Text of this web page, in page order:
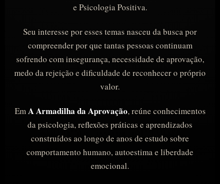
e Psicologia Positiva.
Seu interesse por esses temas nasceu da busca por
compreender por que tantas pessoas continuam
sofrendo com insegurança, necessidade de aprovação,
medo da rejeição e dificuldade de reconhecer o próprio
valor.
EmA Armadilha da Aprovação, reúne conhecimentos
da psicologia, reflexões práticas e aprendizados
construídos ao longo de anos de estudo sobre
comportamento humano, autoestima e liberdade
emocional.